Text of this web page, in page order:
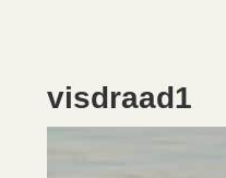
visdraad1